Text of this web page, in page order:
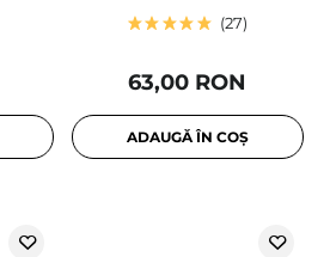
27
63,00 RON
ADAUGĂ ÎN COȘ